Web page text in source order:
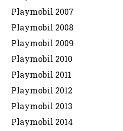
Playmobil 2007
Playmobil 2008
Playmobil 2009
Playmobil 2010
Playmobil 2011
Playmobil 2012
Playmobil 2013
Playmobil 2014